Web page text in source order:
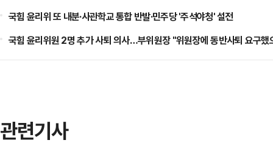
국힘 윤리위 또 내분·사관학교 통합 반발·민주당 '주석야청' 설전
국힘 윤리위원 2명 추가 사퇴 의사…부위원장 "위원장에 동반사퇴 요구했
관련기사